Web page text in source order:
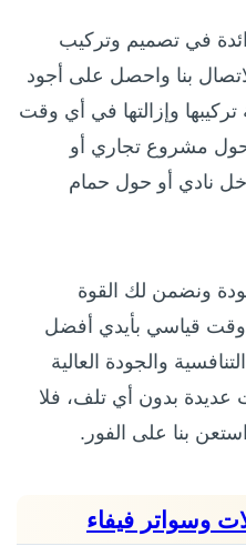
في تصميم وتركيب
بنا واحصل على أجود
وإزالتها في أي وقت
مشروع تجاري أو
نادي أو حول حمام
ونضمن لك القوة
وقت قياسي بأيدي أفضل
والجودة العالية
عديدة بدون أي تلف، فلا
بنا على الفور.
وسواتر فيفاء